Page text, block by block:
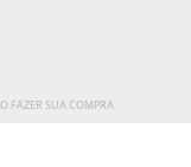
FAZER SUA COMPRA